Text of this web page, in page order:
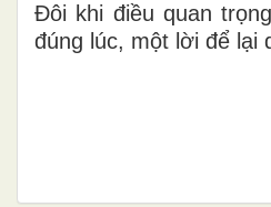
Đôi khi điều quan
đúng lúc, một lời để lại